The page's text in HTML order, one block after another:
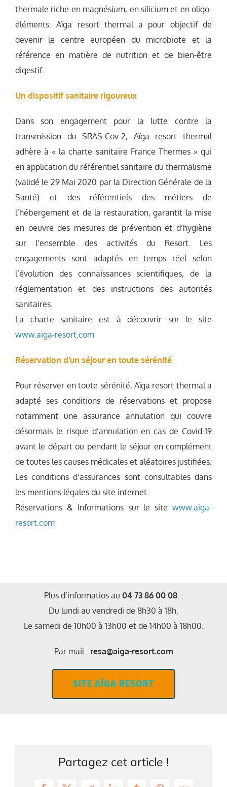
thermale riche en magnésium, en silicium et en oligo-
éléments. Aïga resort thermal a pour objectif de
devenir le centre européen du microbiote et la
référence en matière de nutrition et de bien-être
digestif.
Un dispositif sanitaire rigoureux
Dans son engagement pour la lutte contre la
transmission du SRAS-Cov-2, Aïga resort thermal
adhère à « la charte sanitaire France Thermes » qui
en application du référentiel sanitaire du thermalisme
(validé le 29 Mai 2020 par la Direction Générale de la
Santé) et des référentiels des métiers de
l’hébergement et de la restauration, garantit la mise
en oeuvre des mesures de prévention et d’hygiène
sur l’ensemble des activités du Resort. Les
engagements sont adaptés en temps réel selon
l’évolution des connaissances scientifiques, de la
réglementation et des instructions des autorités
sanitaires.
La charte sanitaire est à découvrir sur le site
www.aiga-resort.com
Réservation d’un séjour en toute sérénité
Pour réserver en toute sérénité, Aïga resort thermal a
adapté ses conditions de réservations et propose
notamment une assurance annulation qui couvre
désormais le risque d’annulation en cas de Covid-19
avant le départ ou pendant le séjour en complément
de toutes les causes médicales et aléatoires justifiées.
Les conditions d’assurances sont consultables dans
les mentions légales du site internet.
Réservations & Informations sur le site www.aiga-
resort.com
Plus d’informatios au 04 73 86 00 08 :
Du lundi au vendredi de 8h30 à 18h,
Le samedi de 10h00 à 13h00 et de 14h00 à 18h00.
Par mail : resa@aiga-resort.com
SITE AÏGA RESORT
Partagez cet article !